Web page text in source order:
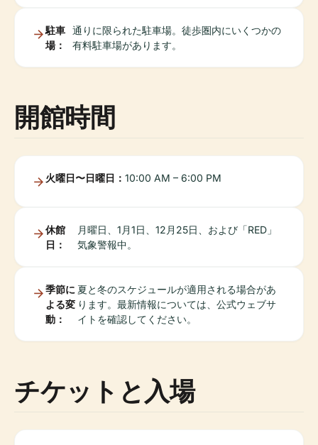
駐車
場：
通りに限られた駐車場。徒歩圏内にいくつかの
有料駐車場があります。
開館時間
火曜日〜日曜日： 10:00 AM – 6:00 PM
休館
日：
月曜日、1月1日、12月25日、および「RED」
気象警報中。
季節に
よる変
動：
夏と冬のスケジュールが適用される場合があ
ります。最新情報については、公式ウェブサ
イトを確認してください。
チケットと入場